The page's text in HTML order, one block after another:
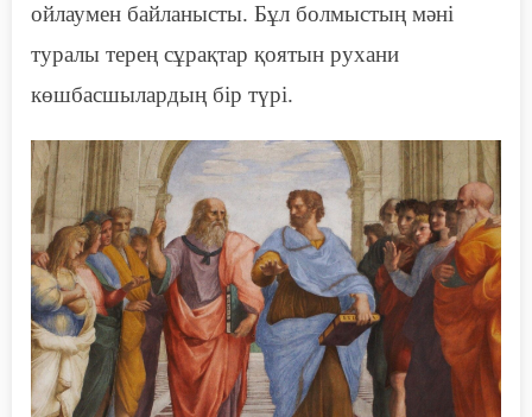
ойлаумен байланысты. Бұл болмыстың мәні
туралы терең сұрақтар қоятын рухани
көшбасшылардың бір түрі.